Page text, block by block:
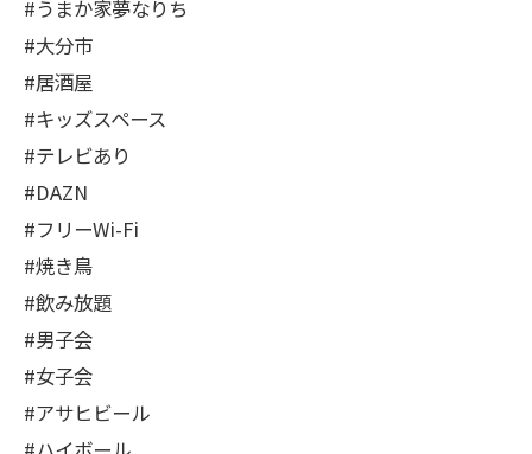
#うまか家夢なりち
#大分市
#居酒屋
#キッズスペース
#テレビあり
#DAZN
#フリーWi-Fi
#焼き鳥
#飲み放題
#男子会
#女子会
#アサヒビール